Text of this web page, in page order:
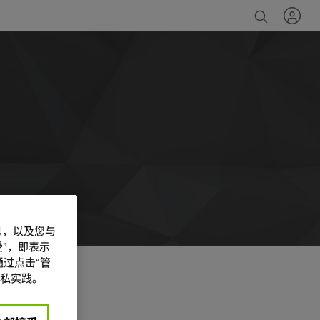
以及您与
，即表示
点击“管
实践。